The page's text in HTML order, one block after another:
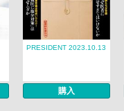
PRESIDENT 2023.10.13
購入